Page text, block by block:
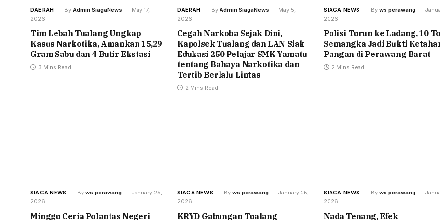
DAERAH By Admin SiagaNews
May 17,
2026
Tim Lebah Tualang Ungkap
Kasus Narkotika, Amankan 15,29
Gram Sabu dan 4 Butir Ekstasi
3 Mins Read
DAERAH By Admin SiagaNews
May 5,
2026
Cegah Narkoba Sejak Dini,
Kapolsek Tualang dan LAN Siak
Edukasi 250 Pelajar SMK Yamatu
tentang Bahaya Narkotika dan
Tertib Berlalu Lintas
2 Mins Read
SIAGA NEWS By ws perawang
2026
Polisi Turun ke Ladang, 10
Semangka Jadi Bukti
Pangan di Perawang Barat
2 Mins Read
SIAGA NEWS By ws perawang
January 25,
2026
Minggu Ceria Polantas Negeri
SIAGA NEWS By ws perawang
January 25,
2026
KRYD Gabungan Tualang
SIAGA NEWS By ws perawang
2026
Nada Tenang, Efek